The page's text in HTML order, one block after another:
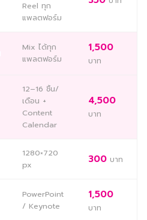
Reel ทุก
แพลตฟอร์ม
Mix ได้ทุก
แพลตฟอร์ม
1,500
บาท
12–16 ชิ้น/
เดือน +
Content
Calendar
4,500
บาท
1280×720
px
300 บาท
PowerPoint
/ Keynote
1,500
บาท